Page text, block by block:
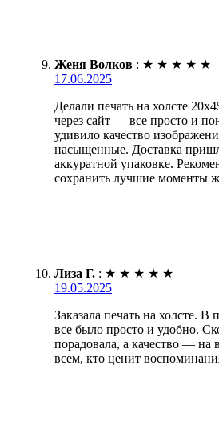
Женя Волков : ★ ★ ★ ★ ★
17.06.2025
Делали печать на холсте
через сайт — все просто и
удивило качество
насыщенные. Доставка
аккуратной упаковке.
сохранить лучшие моменты
Лиза Г. : ★ ★ ★ ★ ★
19.05.2025
Заказала печать на холсте. В
все было просто и удобно.
порадовала, а качество — на
всем, кто ценит